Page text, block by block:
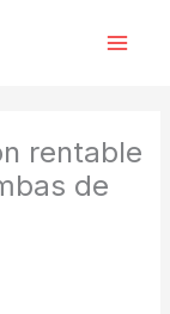
rentable
de